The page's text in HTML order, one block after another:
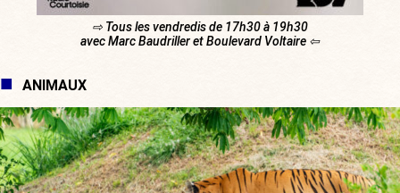
⇨ Tous les vendredis de 17h30 à 19h30
avec Marc Baudriller et Boulevard Voltaire ⇦
ANIMAUX